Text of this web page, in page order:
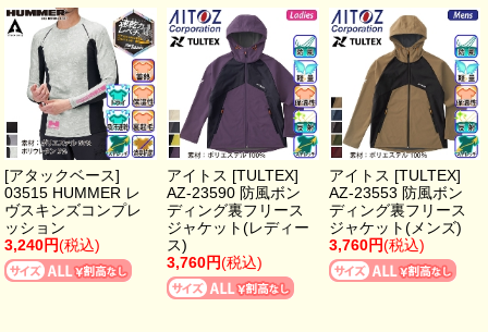
[アタックベース]
03515 HUMMER レ
ヴスキンズコンプレ
ッション
3,240円(税込)
アイトス [TULTEX]
AZ-23590 防風ボン
ディング裏フリース
ジャケット(レディー
ス)
3,760円(税込)
アイトス [TULTEX]
AZ-23553 防風ボン
ディング裏フリース
ジャケット(メンズ)
3,760円(税込)